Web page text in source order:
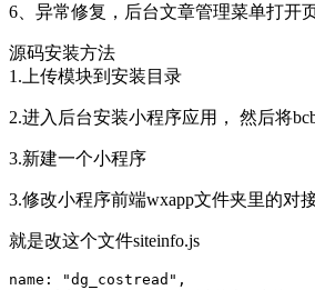
6、异常修复，后台文章管理菜单打开
源码安装方法
1.上传模块到安装目录
2.进入后台安装小程序应用， 然后将
3.新建一个小程序
3.修改小程序前端wxapp文件夹里的对
就是改这个文件siteinfo.js
name: "dg_costread",